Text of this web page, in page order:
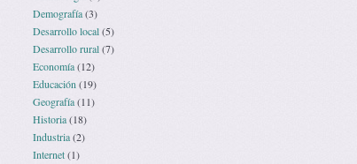
Demografía(3)
Desarrollo local(5)
Desarrollo rural(7)
Economía(12)
Educación (19)
Geografía(11)
Historia(18)
Industria(2)
Internet(1)